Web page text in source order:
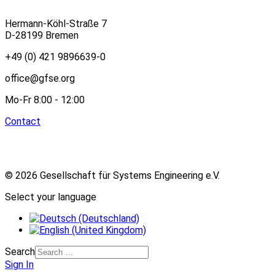
Hermann-Köhl-Straße 7
D-28199 Bremen
+49 (0) 421 9896639-0
office@gfse.org
Mo-Fr 8:00 - 12:00
Contact
© 2026 Gesellschaft für Systems Engineering e.V.
Select your language
Search
Sign In